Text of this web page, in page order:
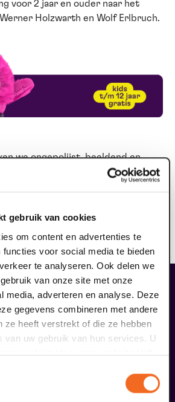
gebruik van cookies
om content en advertenties te
functies voor social media te bieden
te analyseren. Ook delen we
van onze site met onze
media, adverteren en analyse. Deze
gegevens combineren met andere
ze heeft verstrekt of die ze hebben
van uw gebruik van hun services. U
cookies als u onze website blijft
voor 2 jaar en ouder naar het
Holzwarth en Wolf Erlbruch.
we ongepolijst, beeldend en
voor de hele familie. We maken
fysieke slapstick en
kan. Met De Waanzinnige Boomhut
VSCD Zilveren Krekel.
ook...